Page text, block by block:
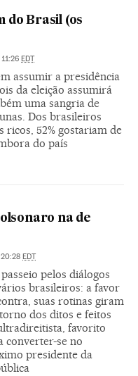
do Brasil (os
EDT
assumir a presidência
da eleição assumirá
uma sangria de
Dos brasileiros
ricos, 52% gostariam de
do país
na de
20:28 EDT
pelos diálogos
brasileiros: a favor
suas rotinas giram
dos ditos e feitos
favorito
converter-se no
presidente da